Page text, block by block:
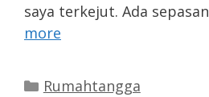
saya terkejut. Ada
more
Categories
Rumahtangga